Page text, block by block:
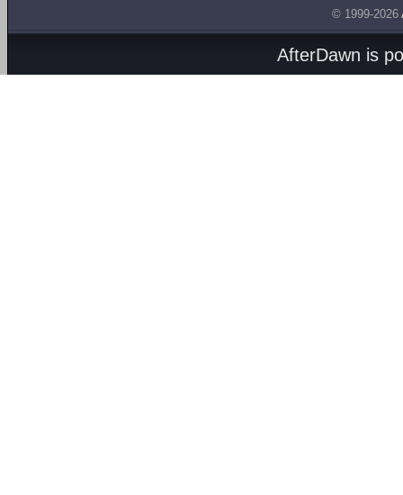
© 1999-2026
AfterDawn is